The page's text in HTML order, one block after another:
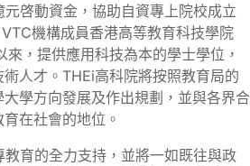
啓動資金，協助自資專上院校成立
VTC機構成員香港高等教育科技學院
來，提供應用科技為本的學士學位，
人才。THEi高科院將按照教育局的
學方向發展及作出規劃，並與各界合
在社會的地位。
育的全力支持，並將一如既往與政